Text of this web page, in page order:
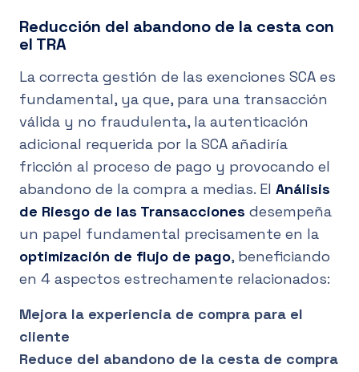
Reducción del abandono de la cesta con
el TRA
La correcta gestión de las exenciones SCA es
fundamental, ya que, para una transacción
válida y no fraudulenta, la autenticación
adicional requerida por la SCA añadiría
fricción al proceso de pago y provocando el
abandono de la compra a medias. El Análisis
de Riesgo de las Transacciones desempeña
un papel fundamental precisamente en la
optimización de flujo de pago, beneficiando
en 4 aspectos estrechamente relacionados:
Mejora la experiencia de compra para el
cliente
Reduce del abandono de la cesta de compra